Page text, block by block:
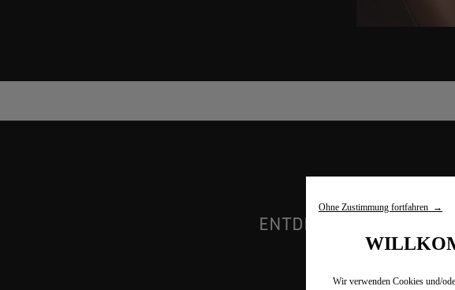
ENTDECKEN SIE DAS
Ohne Zustimmung fortfahren →
Wir verwenden Cookies und/